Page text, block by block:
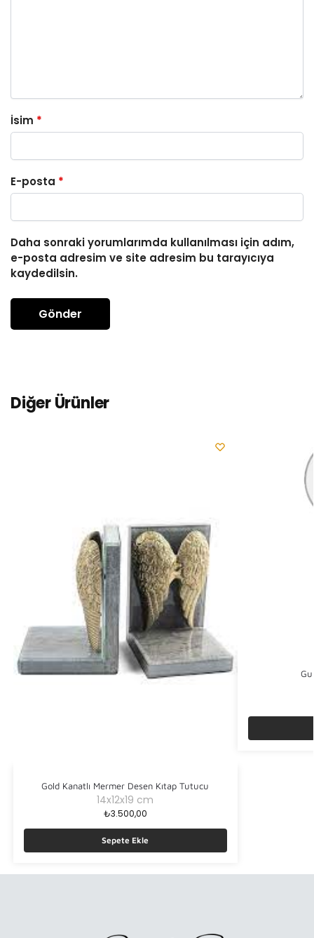
İsim *
E-posta *
Daha sonraki yorumlarımda kullanılması için adım,
e-posta adresim ve site adresim bu tarayıcıya
kaydedilsin.
Diğer Ürünler
Gold Kanatlı Mermer Desen Kıtap Tutucu
14x12x19 cm
₺3.500,00
Sepete Ekle